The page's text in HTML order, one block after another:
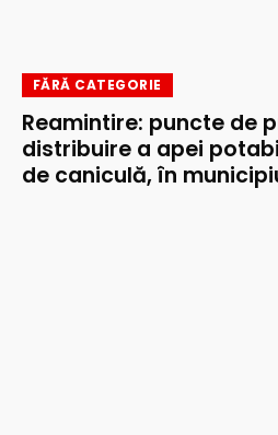
FĂRĂ CATEGORIE
Reamintire: puncte de
distribuire a apei
de caniculă, în